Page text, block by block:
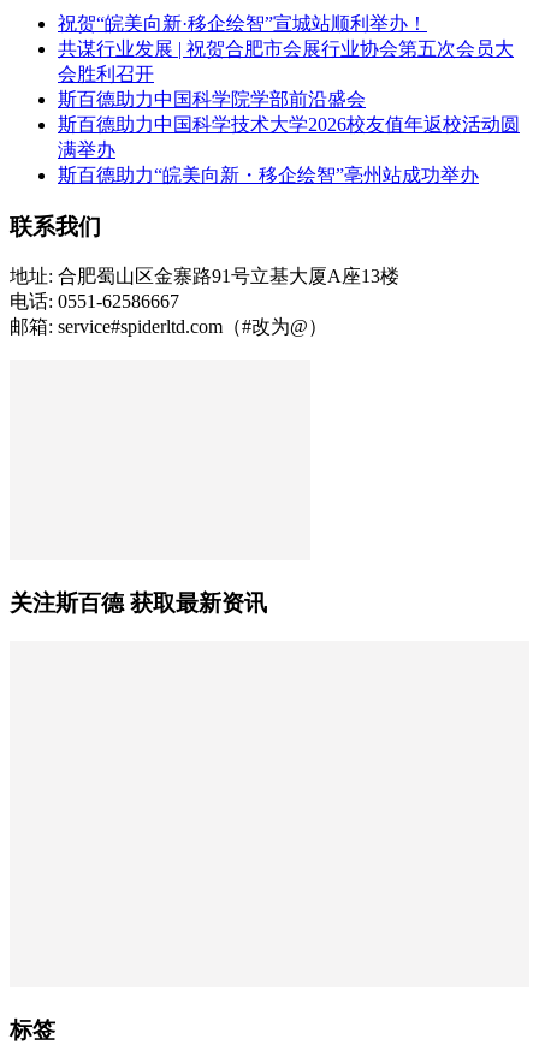
祝贺“皖美向新·移企绘智”宣城站顺利举办！
共谋行业发展 | 祝贺合肥市会展行业协会第五次会员大
会胜利召开
斯百德助力中国科学院学部前沿盛会
斯百德助力中国科学技术大学2026校友值年返校活动圆
满举办
斯百德助力“皖美向新・移企绘智”亳州站成功举办
联系我们
地址: 合肥蜀山区金寨路91号立基大厦A座13楼
电话: 0551-62586667
邮箱: service#spiderltd.com（#改为@）
关注斯百德 获取最新资讯
标签